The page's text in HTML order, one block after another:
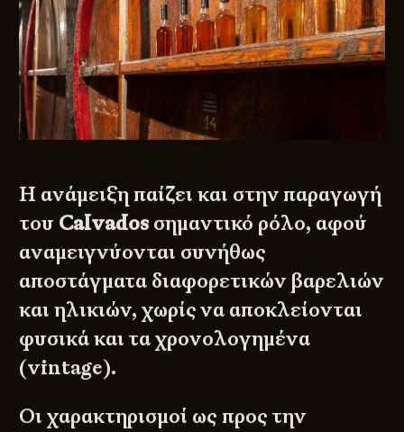
Η ανάμειξη παίζει και στην παραγωγή
του Calvados σημαντικό ρόλο, αφού
αναμειγνύονται συνήθως
αποστάγματα διαφορετικών βαρελιών
και ηλικιών, χωρίς να αποκλείονται
φυσικά και τα χρονολογημένα
(vintage).
Οι χαρακτηρισμοί ως προς την